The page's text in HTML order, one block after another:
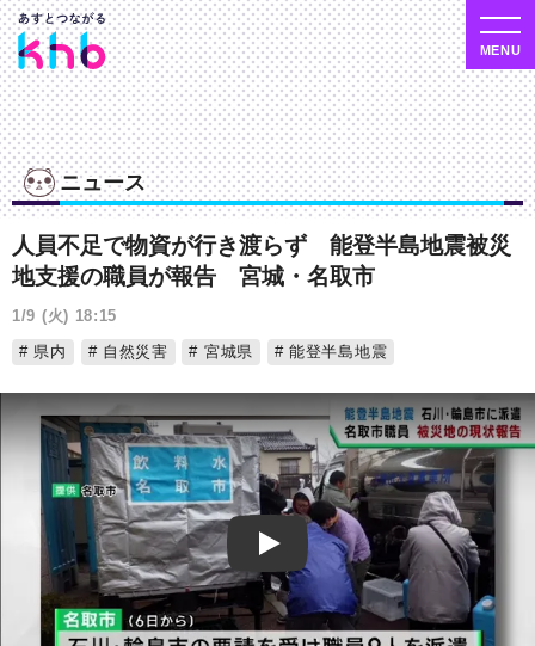
ニュース
人員不足で物資が行き渡らず 能登半島地震被災
地支援の職員が報告 宮城・名取市
1/9 (火) 18:15
県内
自然災害 宮城県 能登半島地震
Play